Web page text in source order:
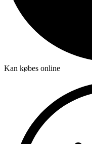
Kan købes online